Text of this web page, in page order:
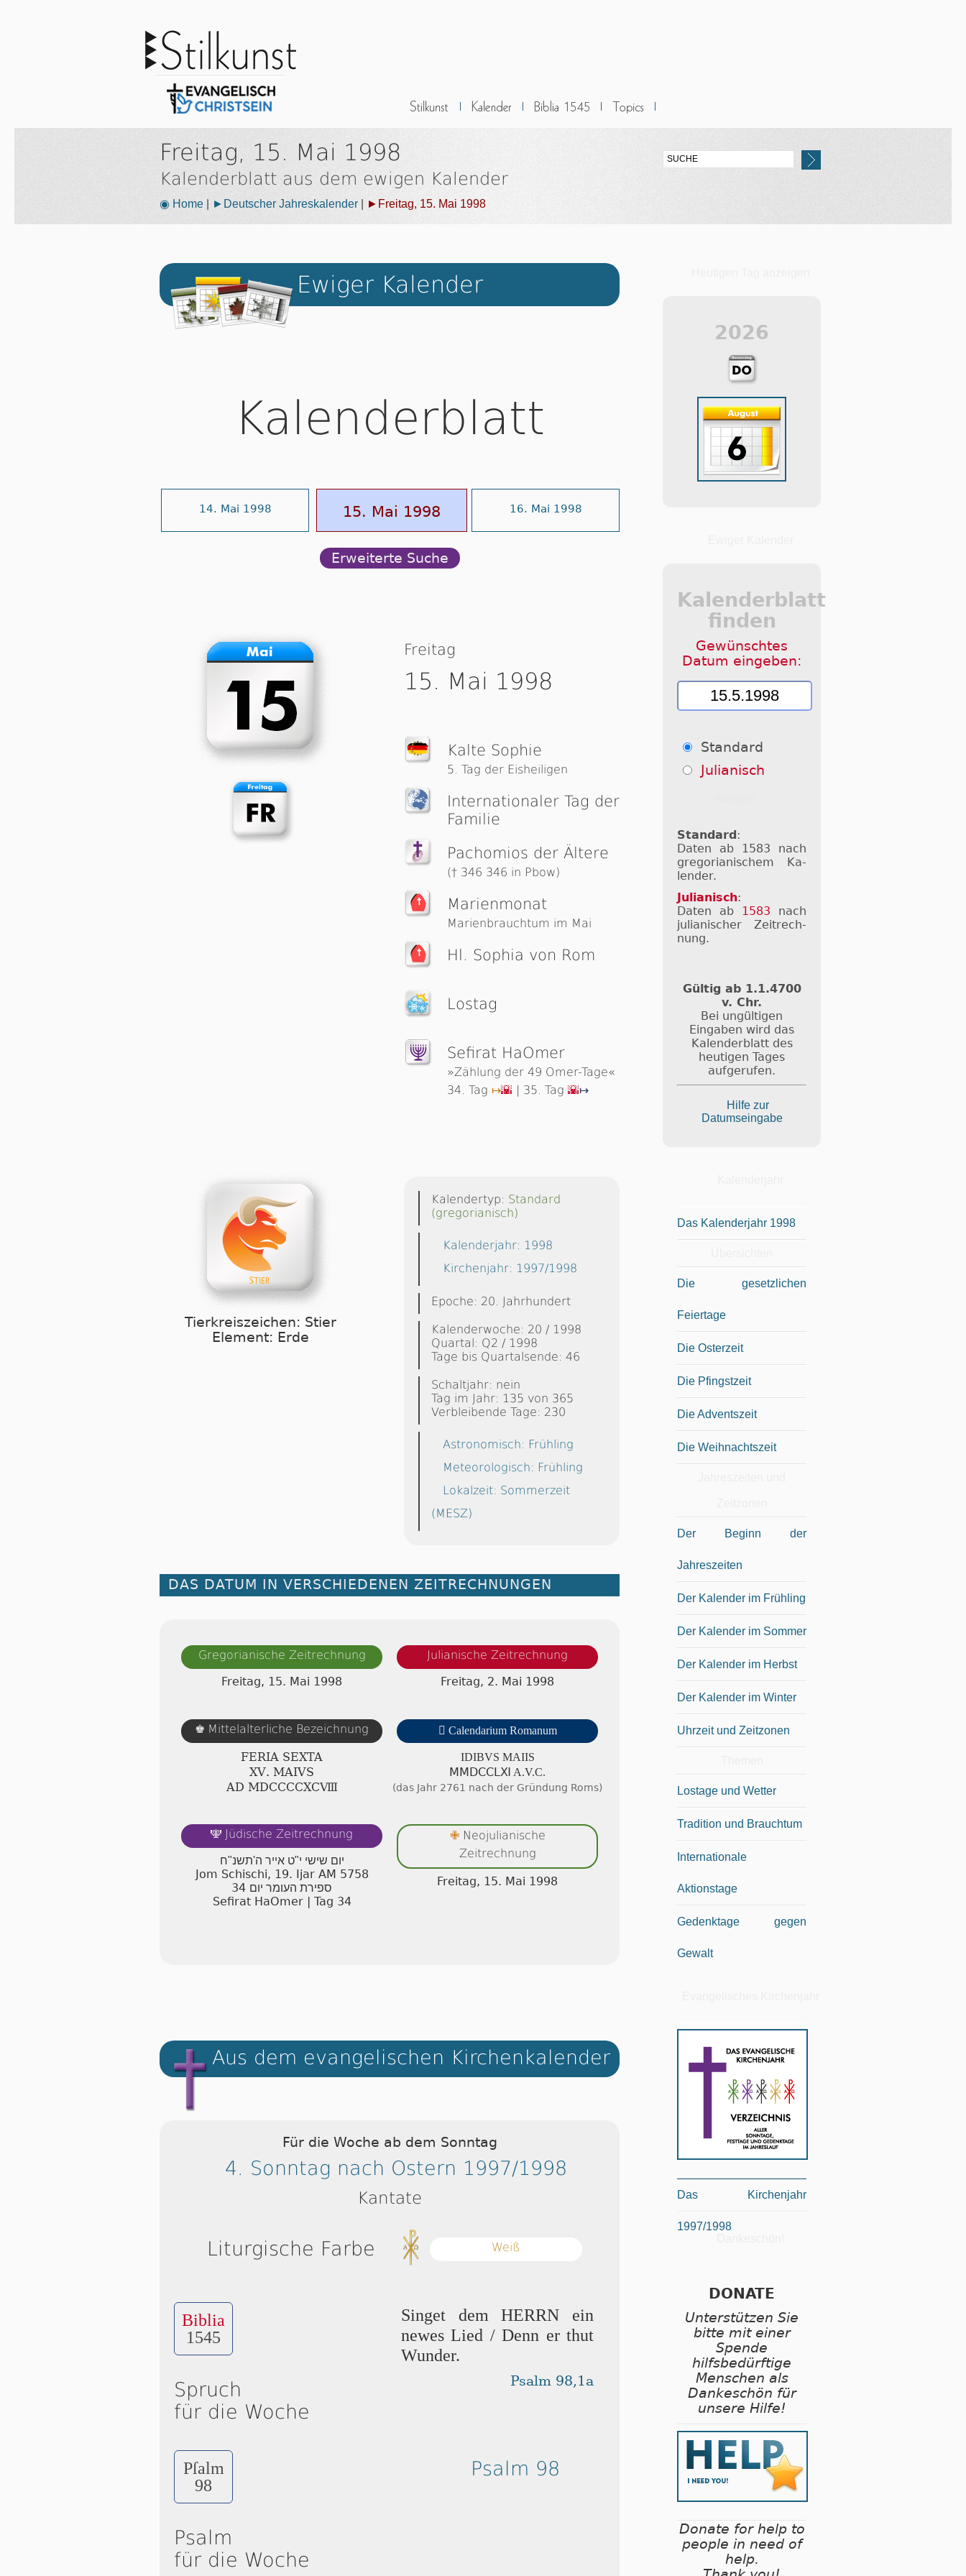
Freitag, 15. Mai 1998
Kalenderblatt aus dem ewigen Kalender
◉ Home ►Deutscher Jahreskalender ►Freitag, 15. Mai 1998
Ewiger Kalender
Kalenderblatt
14. Mai 1998 15. Mai 1998 16. Mai 1998
Erweiterte Suche
Freitag
15. Mai 1998
Kalte Sophie
5. Tag der Eisheiligen
Interna­ti­o­na­ler Tag der
Familie
Pachomios der Ältere
(† 346 346 in Pbow)
Marienmonat
Marienbrauchtum im Mai
Hl. Sophia von Rom
Lostag
Sefirat HaOmer
»Zählung der 49 Omer-Tage«
34. Tag ↦🌇 | 35. Tag 🌇↦
Tierkreiszeichen: Stier
Element: Erde
Kalendertyp: Standard
(gregorianisch)
Kalenderjahr: 1998
Kirchenjahr: 1997/1998
Epoche: 20. Jahrhundert
Kalenderwoche: 20 / 1998
Quartal: Q2 / 1998
Tage bis Quartalsende: 46
Schaltjahr: nein
Tag im Jahr: 135 von 365
Verbleibende Tage: 230
Astronomisch: Frühling
Meteorologisch: Frühling
Lokalzeit: Sommerzeit
(MESZ)
DAS DATUM IN VERSCHIEDENEN ZEITRECHNUNGEN
Gregorianische Zeitrechnung
Freitag, 15. Mai 1998
Julianische Zeitrechnung
Freitag, 2. Mai 1998
♚ Mittelalterliche Bezeichnung
FERIA SEXTA
ⅩⅤ. MAIVS
AD ⅯⅮⅭⅭⅭⅭⅩⅭⅧ
 Calendarium Romanum
IDIBVS MAIIS
ⅯⅯⅮⅭⅭⅬⅪ A.V.C.
(das Jahr 2761 nach der Gründung Roms)
🕎 Jüdische Zeitrechnung
יום שישי י"ט אייר ה'תשנ"ח
Jom Schischi, 19. Ijar AM 5758
34 ספירת העומר יום
Sefirat HaOmer | Tag 34
✙Neojulianische
Zeitrechnung
Freitag, 15. Mai 1998
Aus dem evangelischen Kirchenkalender
Für die Woche ab dem Sonntag
4. Sonntag nach Ostern 1997/1998
Kantate
Liturgische Farbe Weiß
Biblia
1545
Spruch
für die Woche
Singet dem HERRN ein
newes Lied / Denn er thut
Wunder.
Psalm 98,1a
Pſalm
98
Psalm
für die Woche
Psalm 98
2026
Kalenderblatt
finden
Gewünschtes
Datum eingeben:
Standard
Julianisch
Standard :
Daten ab 1583 nach
gre­go­ri­a­ni­schem Ka­
len­der.
Julianisch:
Daten ab 1583 nach
ju­li­a­ni­scher Zeit­rech­
nung.
Gültig ab 1.1.4700
v. Chr.
Bei ungültigen
Eingaben wird das
Kalenderblatt des
heutigen Tages
aufgerufen.
Hilfe zur
Datumseingabe
Das Kalenderjahr 1998
Die gesetzlichen
Feiertage
Die Osterzeit
Die Pfingstzeit
Die Adventszeit
Die Weihnachtszeit
Der Beginn der
Jahreszeiten
Der Kalender im Frühling
Der Kalender im Sommer
Der Kalender im Herbst
Der Kalender im Winter
Uhrzeit und Zeitzonen
Lostage und Wetter
Tradition und Brauchtum
Internationale
Aktionstage
Gedenktage gegen
Gewalt
Das Kirchenjahr
1997/1998
DONATE
Unterstützen Sie
bitte mit einer
Spende
hilfsbedürftige
Menschen als
Dankeschön für
unsere Hilfe!
Donate for help to
people in need of
help.